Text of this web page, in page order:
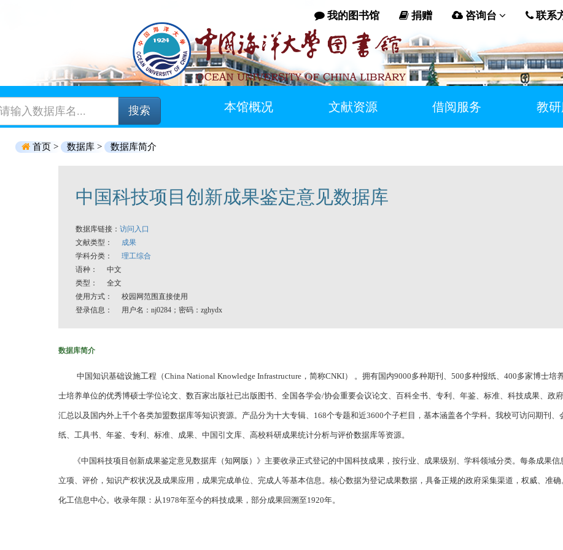
我的图书馆 捐赠 咨询台 联系
搜索 本馆概况 文献资源 借阅服务 教
首页 > 数据库 > 数据库简介
中国科技项目创新成果鉴定意见数据库
数据库链接： 访问入口
文献类型： 成果
学科分类： 理工综合
语种： 中文
类型： 全文
使用方式： 校园网范围直接使用
登录信息： 用户名：nj0284；密码：zghydx
数据库简介
中国知识基础设施工程（China National Knowledge Infrastructure，简称CNKI） 。拥有国内9000多种期刊、500多种报纸、400多家博士培
士培养单位的优秀博硕士学位论文、数百家出版社已出版图书、全国各学会/协会重要会议论文、百科全书、专利、年鉴、标准、科技成果、政
汇总以及国内外上千个各类加盟数据库等知识资源。产品分为十大专辑、168个专题和近3600个子栏目，基本涵盖各个学科。我校可访问期刊、
纸、工具书、年鉴、专利、标准、成果、中国引文库、高校科研成果统计分析与评价数据库等资源。
《中国科技项目创新成果鉴定意见数据库（知网版）》主要收录正式登记的中国科技成果，按行业、成果级别、学科领域分类。每条成果信
立项、评价，知识产权状况及成果应用，成果完成单位、完成人等基本信息。核心数据为登记成果数据，具备正规的政府采集渠道，权威、准确
化工信息中心。收录年限：从1978年至今的科技成果，部分成果回溯至1920年。